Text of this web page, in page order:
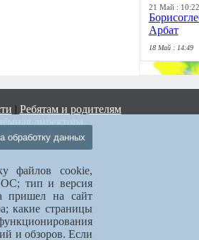
21 Май : 10:22
Арбат
18 Май : 14:49
| Ребятам и родителям
обработку данных
файлов cookie,
ОС; тип и версия
пришел на сайт
какие страницы
и обзоров. Если